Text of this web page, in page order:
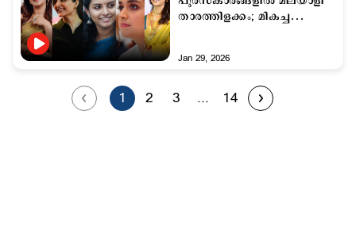
താരത്തിളക്കം; മികച്ച
Jan 29, 2026
1 2 3 ... 14